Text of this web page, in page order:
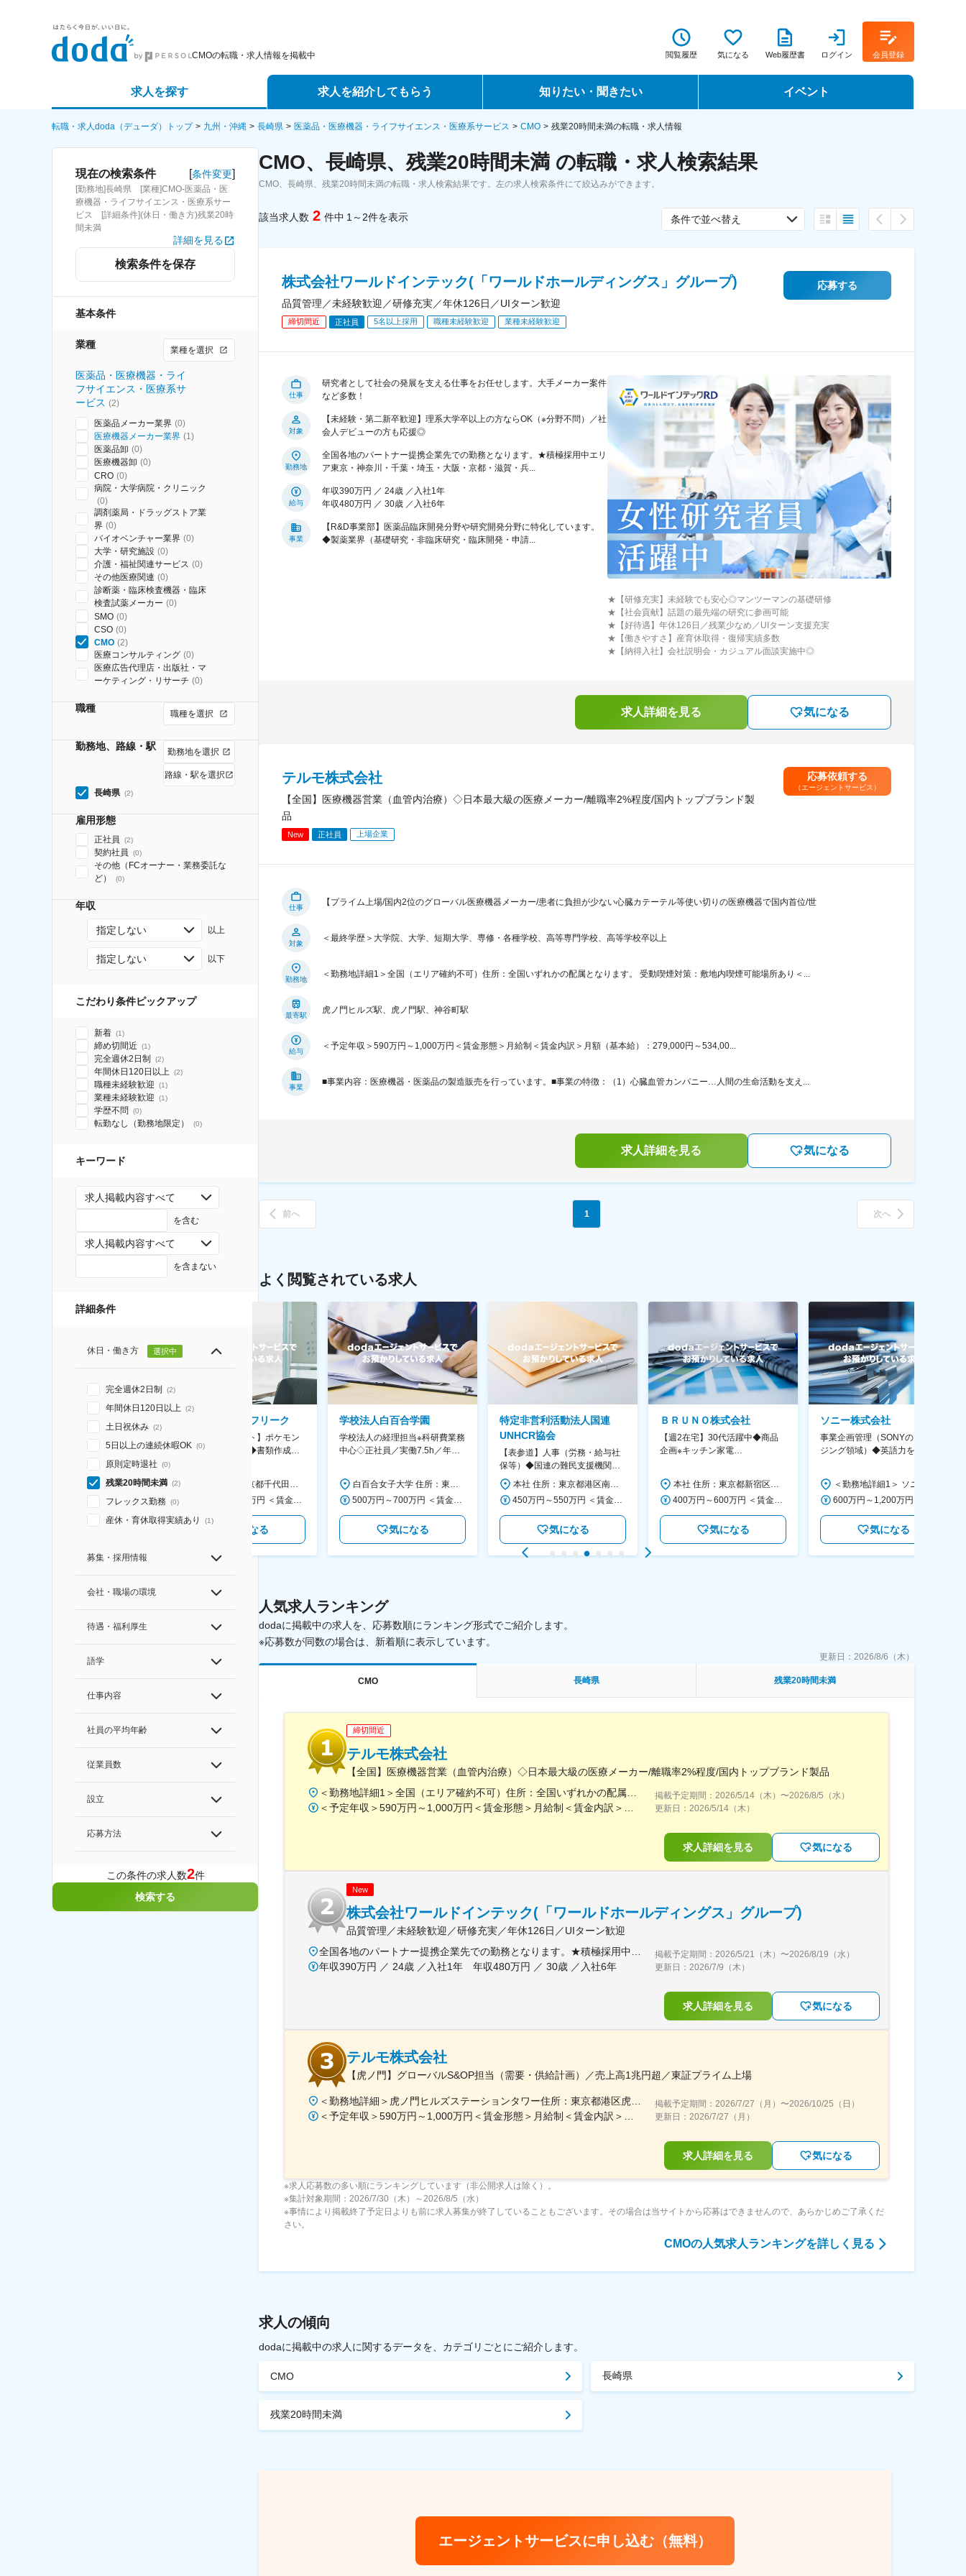
CMOの転職・求人情報を掲載中 閲覧履歴 気になる Web履歴書 ログイン 会員登録
求人を探す
詳細条件から探す
求人特集から探す
求人を紹介してもらう
エージェントサービス
スカウトサービス
知りたい・聞きたい
転職ノウハウ
データで見る転職
イベント
転職フェア
転職・求人doda（デューダ）トップ 九州・沖縄 長崎県 医薬品・医療機器・ライフサイエンス・医療系サービス CMO 残業20時間未満の転職・求人情報
現在の検索条件 [条件変更]
[勤務地]長崎県 [業種]CMO-医薬品・医
療機器・ライフサイエンス・医療系サー
ビス [詳細条件](休日・働き方)残業20時
間未満
詳細を見る
検索条件を保存
基本条件
業種 業種を選択
医薬品・医療機器・ライ
フサイエンス・医療系サ
ービス (2)
医薬品メーカー業界 (0)
医療機器メーカー業界 (1)
医薬品卸 (0)
医療機器卸 (0)
CRO (0)
病院・大学病院・クリニック
(0)
調剤薬局・ドラッグストア業
界 (0)
バイオベンチャー業界 (0)
大学・研究施設 (0)
介護・福祉関連サービス (0)
その他医療関連 (0)
診断薬・臨床検査機器・臨床
検査試薬メーカー (0)
SMO (0)
CSO (0)
CMO (2)
医療コンサルティング (0)
医療広告代理店・出版社・マ
ーケティング・リサーチ (0)
職種 職種を選択
勤務地、路線・駅 勤務地を選択
路線・駅を選択
長崎県 (2)
雇用形態
正社員 (2)
契約社員 (0)
その他（FCオーナー・業務委託な
ど）
(0)
年収
指定しない 以上
指定しない 以下
こだわり条件ピックアップ
新着 (1)
締め切間近 (1)
完全週休2日制 (2)
年間休日120日以上 (2)
職種未経験歓迎 (1)
業種未経験歓迎 (1)
学歴不問 (0)
転勤なし（勤務地限定） (0)
キーワード
求人掲載内容すべて
を含む
求人掲載内容すべて
を含まない
詳細条件
休日・働き方 選択中
完全週休2日制 (2)
年間休日120日以上 (2)
土日祝休み (2)
5日以上の連続休暇OK (0)
原則定時退社 (0)
残業20時間未満 (2)
フレックス勤務 (0)
産休・育休取得実績あり (1)
募集・採用情報
会社・職場の環境
待遇・福利厚生
語学
仕事内容
社員の平均年齢
従業員数
設立
応募方法
この条件の求人数2件
検索する
CMO、長崎県、残業20時間未満 の転職・求人検索結果
CMO、長崎県、残業20時間未満の転職・求人検索結果です。左の求人検索条件にて絞込みができます。
該当求人数 2 件中 1～2件を表示 条件で並べ替え
株式会社ワールドインテック(「ワールドホールディングス」グループ)
品質管理／未経験歓迎／研修充実／年休126日／UIターン歓迎
締切間近 正社員 5名以上採用 職種未経験歓迎 業種未経験歓迎
応募する
仕事
研究者として社会の発展を支える仕事をお任せします。大手メーカー案件
など多数！
対象
【未経験・第二新卒歓迎】理系大学卒以上の方ならOK（※分野不問）／社
会人デビューの方も応援◎
勤務地
全国各地のパートナー提携企業先での勤務となります。★積極採用中エリ
ア東京・神奈川・千葉・埼玉・大阪・京都・滋賀・兵...
給与
年収390万円 ／ 24歳 ／入社1年
年収480万円 ／ 30歳 ／入社6年
事業
【R&D事業部】医薬品臨床開発分野や研究開発分野に特化しています。
◆製薬業界（基礎研究・非臨床研究・臨床開発・申請...
★【研修充実】未経験でも安心◎マンツーマンの基礎研修
★【社会貢献】話題の最先端の研究に参画可能
★【好待遇】年休126日／残業少なめ／UIターン支援充実
★【働きやすさ】産育休取得・復帰実績多数
★【納得入社】会社説明会・カジュアル面談実施中◎
求人詳細を見る 気になる
テルモ株式会社
【全国】医療機器営業（血管内治療）◇日本最大級の医療メーカー/離職率2%程度/国内トップブランド製
品
New 正社員 上場企業
応募依頼する
（エージェントサービス）
仕事
【プライム上場/国内2位のグローバル医療機器メーカー/患者に負担が少ない心臓カテーテル等使い切りの医療機器で国内首位/世
対象
＜最終学歴＞大学院、大学、短期大学、専修・各種学校、高等専門学校、高等学校卒以上
勤務地
＜勤務地詳細1＞全国（エリア確約不可）住所：全国いずれかの配属となります。 受動喫煙対策：敷地内喫煙可能場所あり＜...
最寄駅
虎ノ門ヒルズ駅、虎ノ門駅、神谷町駅
給与
＜予定年収＞590万円～1,000万円＜賃金形態＞月給制＜賃金内訳＞月額（基本給）：279,000円～534,00...
事業
■事業内容：医療機器・医薬品の製造販売を行っています。■事業の特徴：（1）心臓血管カンパニー…人間の生命活動を支え...
求人詳細を見る 気になる
前へ 1 次へ
よく閲覧されている求人
務・事務担当～開発部材の発注
やDXに向けたシステム利用等～
AGC横浜テクニカルセンター 住所：神奈川県横浜市鶴見区末広町1-1 勤務地最寄駅：JR線／弁天橋駅 受動喫煙対策：敷地内喫煙可能場所あり 変更の範囲：無
400万円～550万円 ＜賃金形態＞ 月給制 固定給＋業績給 ＜賃金内訳＞ 月額（基本給）：230,000円～280,000円 ＜月給＞ 230,000円～280,000円 ＜昇給有無＞ 有 ＜残業手当＞ 有 ＜給与補足＞ ※上記はあくまで最低保証額です。実際にはこれまでの経験やスキルを考慮の上、決定します。 年収には残業代は含めておりません。 ■昇給：年1回 ■賞与：年2回 賃金はあくまでも目安の金額であり、選考を通じて上下する可能性があります。 月給(月額)は固定手当を含めた表記です。
気になる
株式会社ゲームフリーク
【庶務アシスタント】ポケモン
シリーズ開発企業◆書類作成・
気になる
学校法人白百合学園
学校法人の経理担当※科研費業務
中心◇正社員／実働7.5h／年休
気になる
特定非営利活動法人国連
UNHCR協会
【表参道】人事（労務・給与社
保等）◆国連の難民支援機関の
活動を支える日本公式支援窓口
◆正職員登用前提
気になる
ＢＲＵＮＯ株式会社
【週2在宅】30代活躍中◆商品
企画※キッチン家電
気になる
ソニー株式会社
事業企画管理（SONYのイメー
ジング領域）◆英語力を活か
気になる
人気求人ランキング
dodaに掲載中の求人を、応募数順にランキング形式でご紹介します。
※応募数が同数の場合は、新着順に表示しています。
更新日： 2026/8/6（木）
CMO 長崎県 残業20時間未満
締切間近
テルモ株式会社
【全国】医療機器営業（血管内治療）◇日本最大級の医療メーカー/離職率2%程度/国内トップブランド製品
掲載予定期間： 2026/5/14（木） 〜2026/8/5（水）
更新日： 2026/5/14（木）
求人詳細を見る 気になる
New
株式会社ワールドインテック(「ワールドホールディングス」グループ)
品質管理／未経験歓迎／研修充実／年休126日／UIターン歓迎
年収390万円 ／ 24歳 ／入社1年 年収480万円 ／ 30歳 ／入社6年
掲載予定期間： 2026/5/21（木） 〜2026/8/19（水）
更新日： 2026/7/9（木）
求人詳細を見る 気になる
テルモ株式会社
【虎ノ門】グローバルS&OP担当（需要・供給計画）／売上高1兆円超／東証プライム上場
掲載予定期間： 2026/7/27（月） 〜2026/10/25（日）
更新日： 2026/7/27（月）
求人詳細を見る 気になる
※求人応募数の多い順にランキングしています（非公開求人は除く）。
※集計対象期間：2026/7/30（木）～2026/8/5（水）
※事情により掲載終了予定日よりも前に求人募集が終了していることもございます。その場合は当サイトから応募はできませんので、あらかじめご了承くだ
さい。
CMOの人気求人ランキングを詳しく見る
求人の傾向
dodaに掲載中の求人に関するデータを、カテゴリごとにご紹介します。
CMO 長崎県
残業20時間未満
エージェントサービスに申し込む（無料）